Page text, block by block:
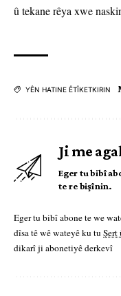
û tekane rêya xwe
YÊN HATINE ÊTÎKETKIRIN
Ji me
Eger tu bibî
te re bişînin.
Eger tu bibî abone te we
dîsa tê wê wateyê ku tu Şert
dikarî ji abonetiyê derkevî